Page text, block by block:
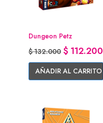
Dungeon Petz
Precio base
$ 132.000 Precio
$ 112.200
AÑADIR AL CARRITO